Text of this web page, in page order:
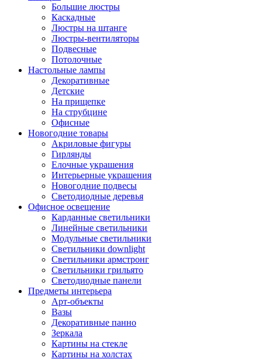
Большие люстры
Каскадные
Люстры на штанге
Люстры-вентиляторы
Подвесные
Потолочные
Настольные лампы
Декоративные
Детские
На прищепке
На струбцине
Офисные
Новогодние товары
Акриловые фигуры
Гирлянды
Елочные украшения
Интерьерные украшения
Новогодние подвесы
Светодиодные деревья
Офисное освещение
Карданные светильники
Линейные светильники
Модульные светильники
Светильники downlight
Светильники армстронг
Светильники грильято
Светодиодные панели
Предметы интерьера
Арт-объекты
Вазы
Декоративные панно
Зеркала
Картины на стекле
Картины на холстах